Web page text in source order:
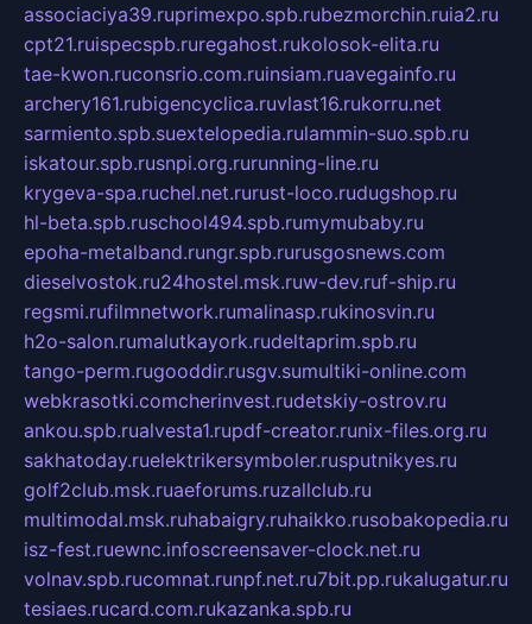
associaciya39.ruprimexpo.spb.rubezmorchin.ruia2.ru
cpt21.ruispecspb.ruregahost.rukolosok-elita.ru
tae-kwon.ruconsrio.com.ruinsiam.ruavegainfo.ru
archery161.rubigencyclica.ruvlast16.rukorru.net
sarmiento.spb.suextelopedia.rulammin-suo.spb.ru
iskatour.spb.rusnpi.org.rurunning-line.ru
krygeva-spa.ruchel.net.rurust-loco.rudugshop.ru
hl-beta.spb.ruschool494.spb.rumymubaby.ru
epoha-metalband.rungr.spb.rurusgosnews.com
dieselvostok.ru24hostel.msk.ruw-dev.ruf-ship.ru
regsmi.rufilmnetwork.rumalinasp.rukinosvin.ru
h2o-salon.rumalutkayork.rudeltaprim.spb.ru
tango-perm.rugooddir.rusgv.sumultiki-online.com
webkrasotki.comcherinvest.rudetskiy-ostrov.ru
ankou.spb.rualvesta1.rupdf-creator.runix-files.org.ru
sakhatoday.ruelektrikersymboler.rusputnikyes.ru
golf2club.msk.ruaeforums.ruzallclub.ru
multimodal.msk.ruhabaigry.ruhaikko.rusobakopedia.ru
isz-fest.ruewnc.infoscreensaver-clock.net.ru
volnav.spb.rucomnat.runpf.net.ru7bit.pp.rukalugatur.ru
tesiaes.rucard.com.rukazanka.spb.ru